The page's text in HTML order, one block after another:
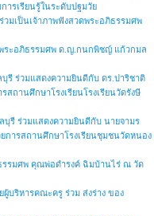
ารเรียนรู้ในระดับปฐมวัย
วมเป็นเจ้าภาพฟังสวดพระอภิธรรมศพ
พระอภิธรรมศพ ด.ญ.กนกพิชญ์ แก้วกมล
บุรี ร่วมแสดงความยินดีกับ ดร.ปาริชาติ
สถานศึกษาโรงเรียนโรงเรียนวัดรังษี
บุรี ร่วมแสดงความยินดีกับ นายจามร
การสถานศึกษาโรงเรียนชุมชนวัดหนอง
รรมศพ คุณพ่อดำรงค์ ฉิมบ้านไร่ ณ วัด
บริหารคณะครู ร่วม ส่งร่าง ของ